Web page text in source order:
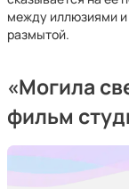
между иллюзиями и
размытой.
«Могила
фильм